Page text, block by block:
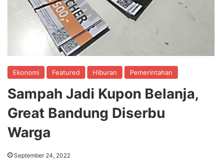
Ekonomi Featured Hiburan Pemerintahan
Sampah Jadi Kupon Belanja,
Great Bandung Diserbu
Warga
September 24, 2022